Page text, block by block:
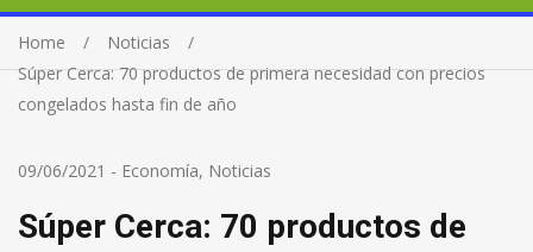
Home
Noticias
Súper Cerca: 70 productos de primera necesidad con precios
congelados hasta fin de año
09/06/2021 - Economía, Noticias
Súper Cerca: 70 productos de